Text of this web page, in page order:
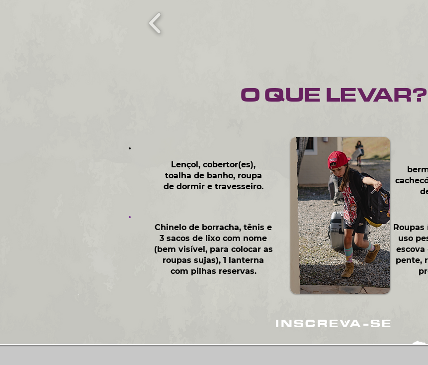
O QUE LEVAR?
Lençol, cobertor(es),
toalha de banho, roupa
de dormir e travesseiro.
uso
escova
pente,
Chinelo de borracha, tênis e
3 sacos de lixo com nome
(bem visível, para colocar as
roupas sujas), 1 lanterna
com pilhas reservas.
INSCREVA-SE